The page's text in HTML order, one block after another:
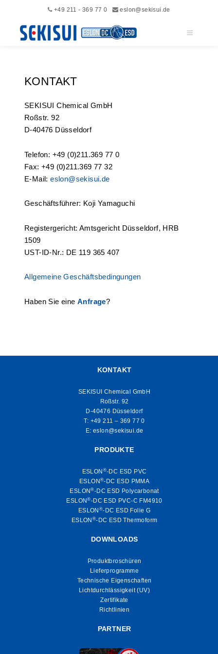
+49 211 - 369 77 0 eslon@sekisui.de
KONTAKT
SEKISUI Chemical GmbH
Roßstr. 92
D-40476 Düsseldorf
Telefon: +49 (0)211.369 77 0
Fax: +49 (0)211.369 77 32
E-Mail:eslon@sekisui.de
Geschäftsführer: Koji Yamaguchi
Registergericht: Amtsgericht Düsseldorf, HRB
1509
UST-ID-Nr.: DE 119 365 407
Allgemeine Geschäftsbedingungen
Haben Sie eine Anfrage?
KONTAKT
SEKISUI Chemical GmbH
Roßstr. 92
D-40476 Düsseldorf
T: +49 211 – 369 77 0
E: eslon@sekisui.de
PRODUKTE
ESLON ®-DC ESD PVC
ESLON ®-DC ESD PMMA
ESLON®-DC ESD Polycarbonat
ESLON®-DC ESD PVC-C FM4910
ESLON ®-DC ESD Folie G
ESLON ®-DC ESD Thermoform
DOWNLOADS
Produktbroschüren
Lieferprogramme
Technische Eigenschaften
Lichtdurchlässigkeit (UV)
Zertifikate
Richtlinien
PARTNER